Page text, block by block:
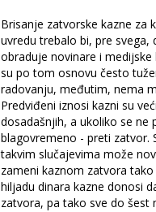
Brisanje zatvorske kazne za
uvredu trebalo bi, pre svega,
obraduje novinare i medijske
su po tom osnovu često
radovanju, međutim, nema
Predviđeni iznosi kazni su
dosadašnjih, a ukoliko se ne
blagovremeno - preti zatvor.
takvim slučajevima može
zameni kaznom zatvora
hiljadu dinara kazne donosi
zatvora, pa tako sve do šest